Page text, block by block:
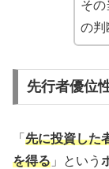
そ
の判
先行者優位
「 先に投資した
を得る 」という